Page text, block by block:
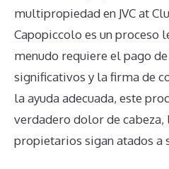
multipropiedad en JVC at
Capopiccolo es un proceso
menudo requiere el pago
significativos y la firma de
la ayuda adecuada, este
verdadero dolor de cabeza,
propietarios sigan atados a